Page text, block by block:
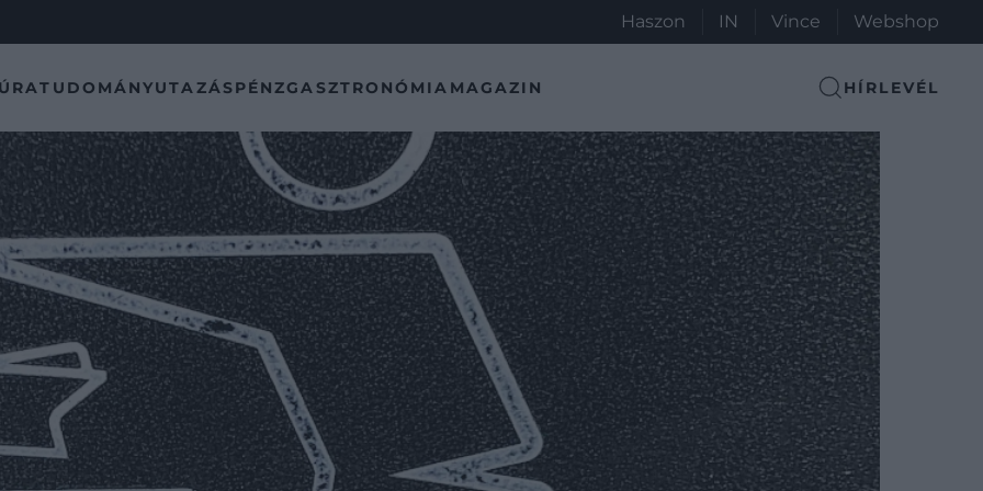
Haszon IN Vince Webshop
TUDOMÁNYUTAZÁSPÉNZGASZTRONÓMIA MAGAZIN HÍRLEVÉL